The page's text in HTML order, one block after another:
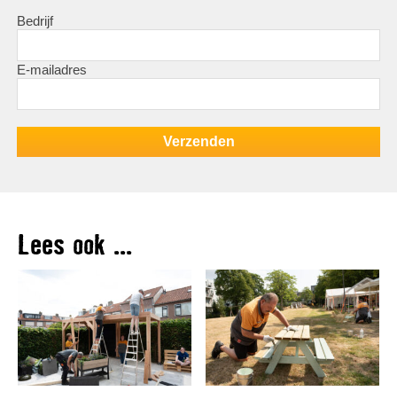
Bedrijf
E-mailadres
Lees ook ...